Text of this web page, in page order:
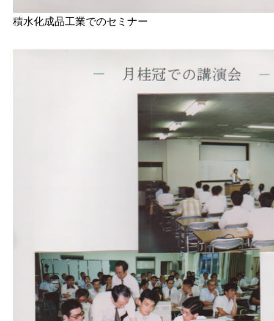
積水化成品工業でのセミナー